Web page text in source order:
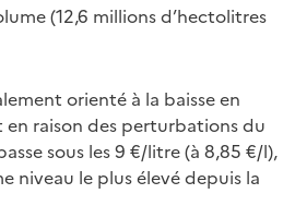
(12,6 millions d’hectolitres
orienté à la baisse en
raison des perturbations du
sous les 9 €/litre (à 8,85 €/l),
niveau le plus élevé depuis la